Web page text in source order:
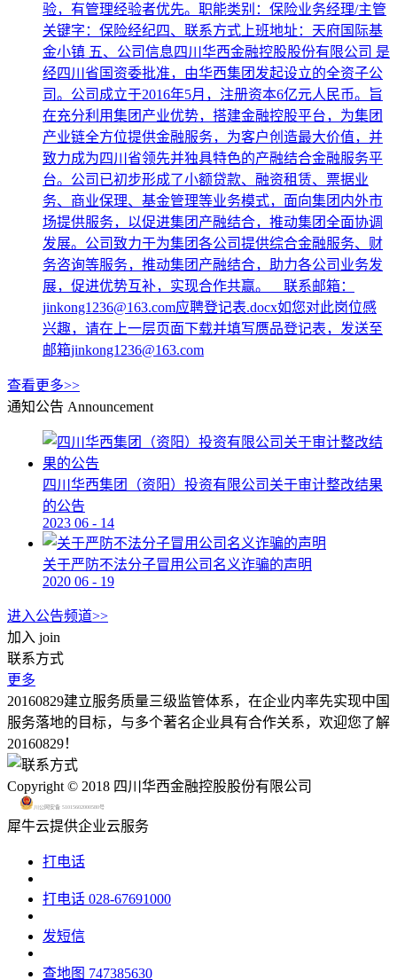
验，有管理经验者优先。职能类别：保险业务经理/主管
关键字：保险经纪四、联系方式上班地址：天府国际基
金小镇 五、公司信息四川华西金融控股股份有限公司 是
经四川省国资委批准，由华西集团发起设立的全资子公
司。公司成立于2016年5月，注册资本6亿元人民币。旨
在充分利用集团产业优势，搭建金融控股平台，为集团
产业链全方位提供金融服务，为客户创造最大价值，并
致力成为四川省领先并独具特色的产融结合金融服务平
台。公司已初步形成了小额贷款、融资租赁、票据业
务、商业保理、基金管理等业务模式，面向集团内外市
场提供服务，以促进集团产融结合，推动集团全面协调
发展。公司致力于为集团各公司提供综合金融服务、财
务咨询等服务，推动集团产融结合，助力各公司业务发
展，促进优势互补，实现合作共赢。 联系邮箱：
jinkong1236@163.com应聘登记表.docx如您对此岗位感
兴趣，请在上一层页面下载并填写赝品登记表，发送至
邮箱jinkong1236@163.com
查看更多>>
通知公告 Announcement
四川华西集团（资阳）投资有限公司关于审计整改结果
的公告
2023 06 - 14
关于严防不法分子冒用公司名义诈骗的声明
2020 06 - 19
进入公告频道>>
加入 join
联系方式
更多
20160829建立服务质量三级监管体系，在企业内率先实现中国
服务落地的目标，与多个著名企业具有合作关系，欢迎您了解
20160829！
Copyright © 2018 四川华西金融控股股份有限公司
川公网安备 51015602000580号
犀牛云提供企业云服务
打电话
打电话 028-67691000
发短信
查地图 747385630